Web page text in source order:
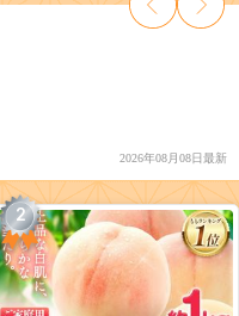
2026年08月08日最新
2